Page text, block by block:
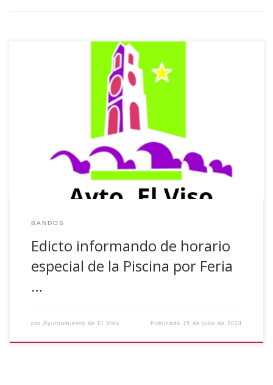
EDICTO Se comunica a todos los usuarios de la Piscina
Municipal de El Viso (Córdoba), que durante los días 25 al
28 de julio, ambos inclusive, y con motivo de la Feria y
Fiestas en Honor a Nuestra Patrona Santa Ana, el horario
de la misma será de 14:00 a […]
BANDOS
Edicto informando de horario
especial de la Piscina por Feria
…
por Ayuntamiento de El Viso Publicada 15 de julio de 2024